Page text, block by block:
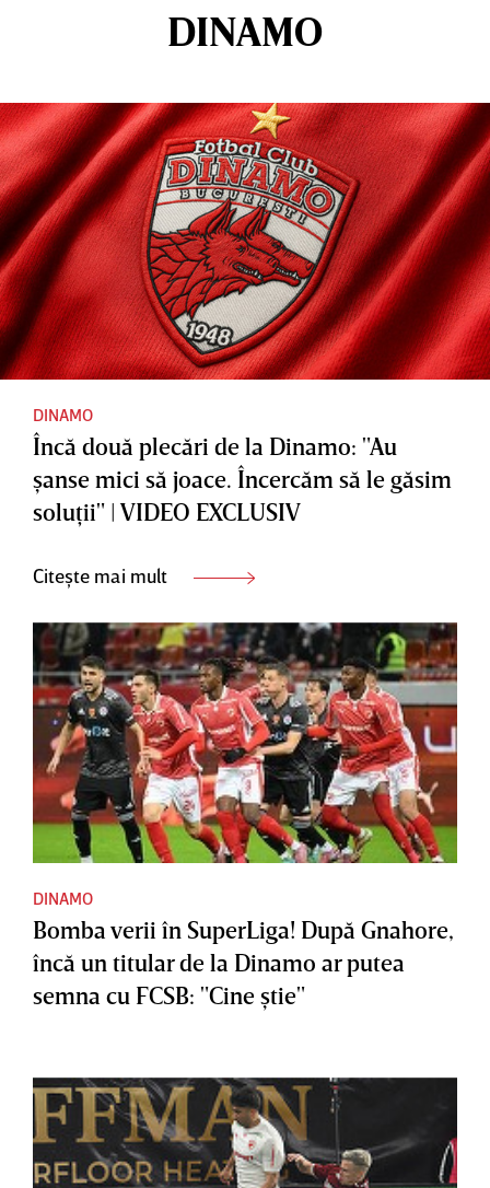
DINAMO
DINAMO
Încă două plecări de la Dinamo: "Au
şanse mici să joace. Încercăm să le găsim
soluţii" | VIDEO EXCLUSIV
Citește mai mult
DINAMO
Bomba verii în SuperLiga! După Gnahore,
încă un titular de la Dinamo ar putea
semna cu FCSB: "Cine ştie"